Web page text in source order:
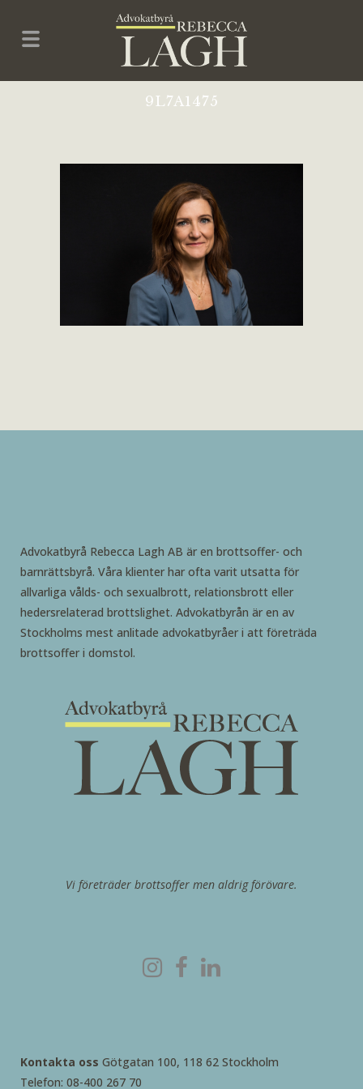
9L7A1475
Advokatbyrå Rebecca Lagh AB är en brottsoffer- och
barnrättsbyrå. Våra klienter har ofta varit utsatta för
allvarliga vålds- och sexualbrott, relationsbrott eller
hedersrelaterad brottslighet. Advokatbyrån är en av
Stockholms mest anlitade advokatbyråer i att företräda
brottsoffer i domstol.
Vi företräder brottsoffer men aldrig förövare.
Kontakta oss Götgatan 100, 118 62 Stockholm
Telefon: 08-400 267 70